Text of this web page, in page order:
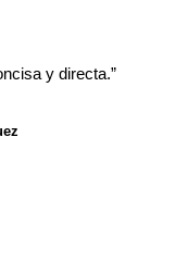
y directa.”